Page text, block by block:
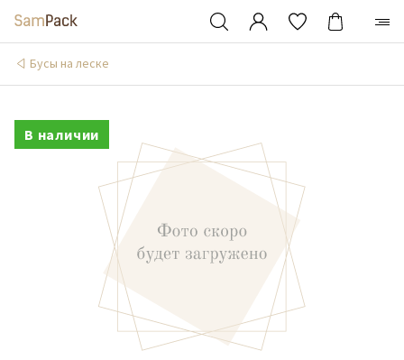
Бусы на леске
В наличии